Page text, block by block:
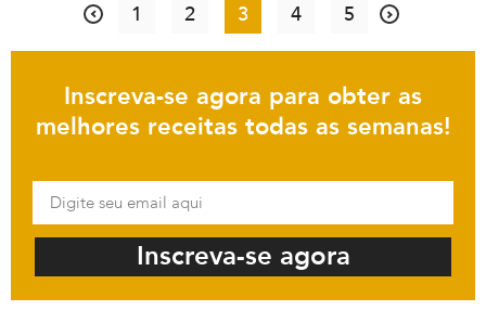
1 2 3 4 5
Inscreva-se agora para obter as
melhores receitas todas as semanas!
Inscreva-se agora